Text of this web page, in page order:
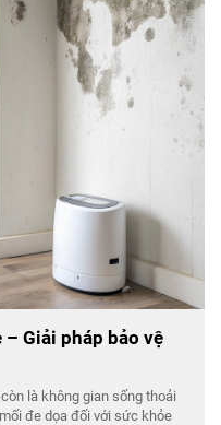
Giải pháp bảo vệ
là không gian sống thoải
đe dọa đối với sức khỏe